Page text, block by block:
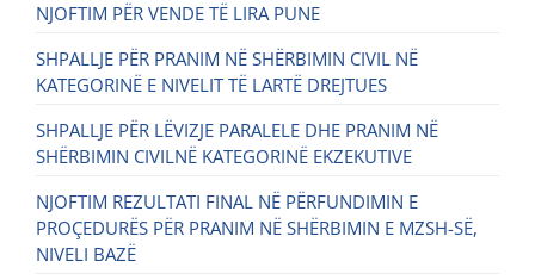
NJOFTIM PËR VENDE TË LIRA PUNE
SHPALLJE PËR PRANIM NË SHËRBIMIN CIVIL NË
KATEGORINË E NIVELIT TË LARTË DREJTUES
SHPALLJE PËR LËVIZJE PARALELE DHE PRANIM NË
SHËRBIMIN CIVILNË KATEGORINË EKZEKUTIVE
NJOFTIM REZULTATI FINAL NË PËRFUNDIMIN E
PROÇEDURËS PËR PRANIM NË SHËRBIMIN E MZSH-SË,
NIVELI BAZË